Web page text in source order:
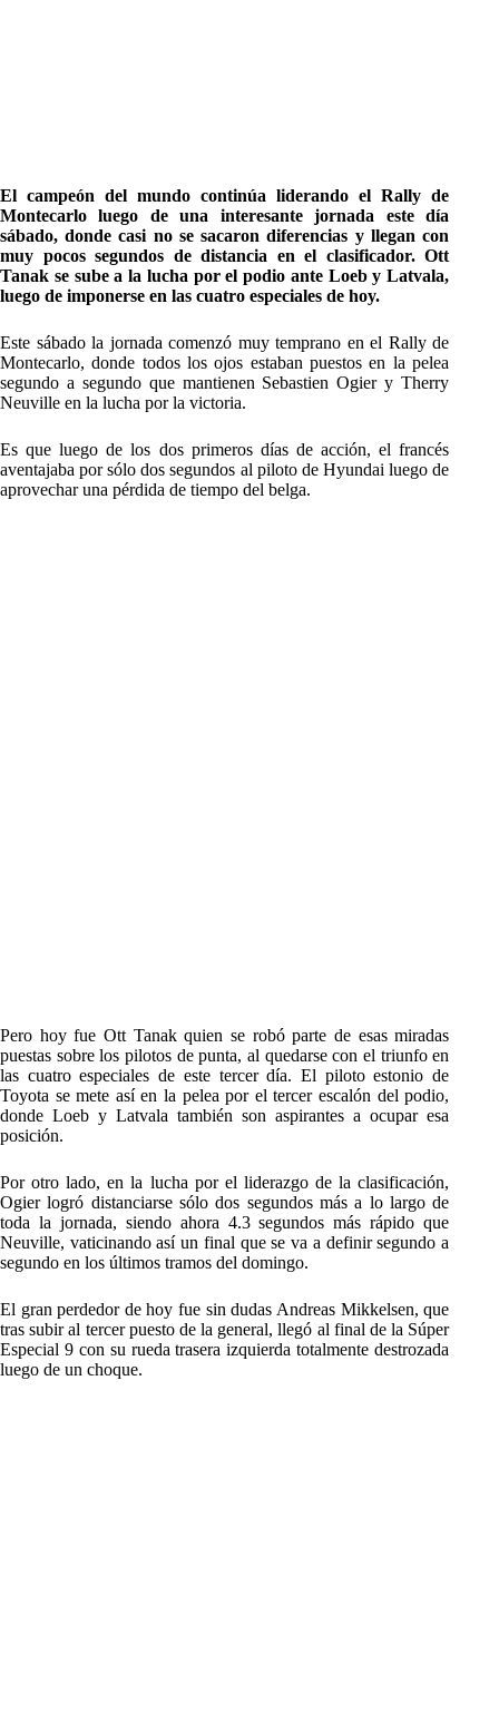
El campeón del mundo continúa liderando el Rally de
Montecarlo luego de una interesante jornada este día
sábado, donde casi no se sacaron diferencias y llegan con
muy pocos segundos de distancia en el clasificador. Ott
Tanak se sube a la lucha por el podio ante Loeb y Latvala,
luego de imponerse en las cuatro especiales de hoy.
Este sábado la jornada comenzó muy temprano en el Rally de
Montecarlo, donde todos los ojos estaban puestos en la pelea
segundo a segundo que mantienen Sebastien Ogier y Therry
Neuville en la lucha por la victoria.
Es que luego de los dos primeros días de acción, el francés
aventajaba por sólo dos segundos al piloto de Hyundai luego de
aprovechar una pérdida de tiempo del belga.
Pero hoy fue Ott Tanak quien se robó parte de esas miradas
puestas sobre los pilotos de punta, al quedarse con el triunfo en
las cuatro especiales de este tercer día. El piloto estonio de
Toyota se mete así en la pelea por el tercer escalón del podio,
donde Loeb y Latvala también son aspirantes a ocupar esa
posición.
Por otro lado, en la lucha por el liderazgo de la clasificación,
Ogier logró distanciarse sólo dos segundos más a lo largo de
toda la jornada, siendo ahora 4.3 segundos más rápido que
Neuville, vaticinando así un final que se va a definir segundo a
segundo en los últimos tramos del domingo.
El gran perdedor de hoy fue sin dudas Andreas Mikkelsen, que
tras subir al tercer puesto de la general, llegó al final de la Súper
Especial 9 con su rueda trasera izquierda totalmente destrozada
luego de un choque.